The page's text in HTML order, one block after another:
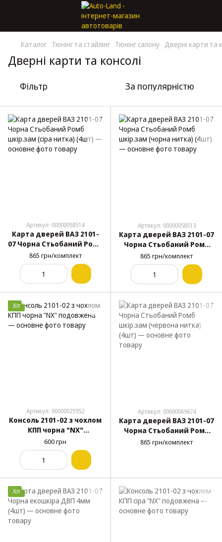
Каталог Тюнінг та стайлінг Тюнінг салону Дверні карти та
Дверні карти та консолі
Фільтр За популярністю
Артикул: 00000058514
Карта дверей ВАЗ 2101-
07 Чорна Стьобаний Ромб
шкір.зам (сіра нитка)
(4шт)
865 грн/комплект
Артикул: 00000058513
Карта дверей ВАЗ 2101-07
Чорна Стьобаний Ромб
шкір.зам (чорна нитка)
(4шт)
865 грн/комплект
Хіт
Артикул: 00000025952
Консоль 2101-02 з чохлом
КПП чорна "NX"
подовжена
600 грн
Артикул: 00000069674
Карта дверей ВАЗ 2101-07
Чорна Стьобаний Ромб
шкір.зам (червона
865 грн/комплект
Хіт